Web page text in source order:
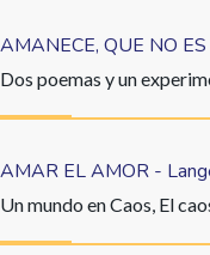
AMANECE, QUE NO
Dos poemas y un
AMAR EL AMOR -
Un mundo en Caos, El